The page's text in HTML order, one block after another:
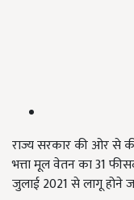
राज्य सरकार की ओर से
भत्ता मूल वेतन का 31
जुलाई 2021 से लागू होने